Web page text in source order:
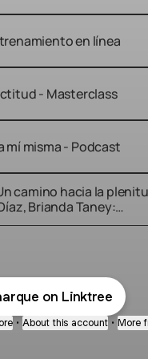
en línea
- Masterclass
mí misma - Podcast
camino hacia la
Brianda Taney:
Tienda Kindle
on Linktree
• About this account • More